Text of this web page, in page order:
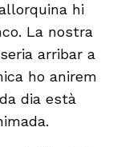
hi
La nostra
arribar a
ho anirem
dia està